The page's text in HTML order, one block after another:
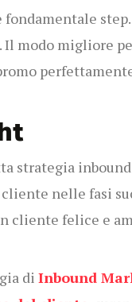
fondamentale
modo migliore
strategia
nelle fasi
cliente felice e
di Inbound